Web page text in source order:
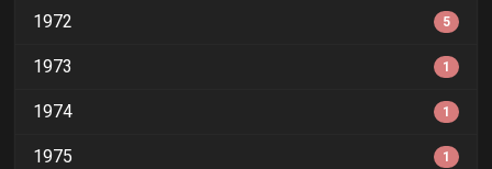
1972 5
1973 1
1974 1
1975 1